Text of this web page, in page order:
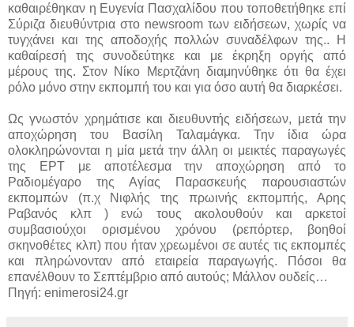
καθαιρέθηκαν η Ευγενία Πασχαλίδου που τοποθετήθηκε επί
Σύριζα διευθύντρια στο newsroom των ειδήσεων, χωρίς να
τυγχάνει και της αποδοχής πολλών συναδέλφων της.. Η
καθαίρεσή της συνοδεύτηκε και με έκρηξη οργής από
μέρους της. Στον Νίκο Μερτζάνη διαμηνύθηκε ότι θα έχει
ρόλο μόνο στην εκπομπή του και για όσο αυτή θα διαρκέσει.
Ως γνωστόν χρημάτισε και διευθυντής ειδήσεων, μετά την
αποχώρηση του Βασίλη Ταλαμάγκα. Την ίδια ώρα
ολοκληρώνονται η μία μετά την άλλη οι μεικτές παραγωγές
της ΕΡΤ με αποτέλεσμα την αποχώρηση από το
Ραδιομέγαρο της Αγίας Παρασκευής παρουσιαστών
εκπομπών (π.χ Νιφλής της πρωινής εκπομπής, Αρης
Ραβανός κλπ ) ενώ τους ακολουθούν και αρκετοί
συμβασιούχοι ορισμένου χρόνου (ρεπόρτερ, βοηθοί
σκηνοθέτες κλπ) που ήταν χρεωμένοι σε αυτές τις εκπομπές
και πληρώνονταν από εταιρεία παραγωγής. Πόσοι θα
επανέλθουν το Σεπτέμβριο από αυτούς; Μάλλον ουδείς…
Πηγή: enimerosi24.gr